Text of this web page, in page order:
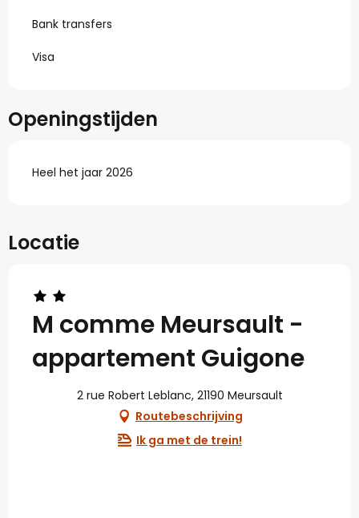
Bank transfers
Visa
Openingstijden
Heel het jaar 2026
Locatie
M comme Meursault -
appartement Guigone
2 rue Robert Leblanc, 21190 Meursault
Routebeschrijving
Ik ga met de trein!